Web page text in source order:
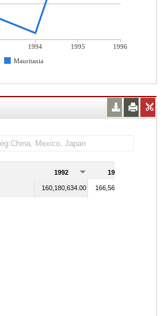
1994 1995
1996
Mauritania
1992 1993
160,180,634.00 166,564,804.00